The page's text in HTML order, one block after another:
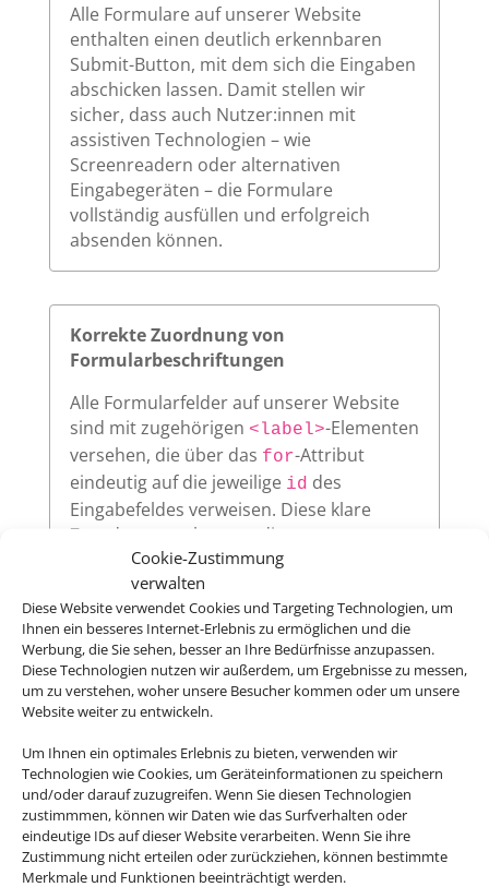
Cookie-Zustimmung
verwalten
Diese Website verwendet Cookies und Targeting Technologien, um
Ihnen ein besseres Internet-Erlebnis zu ermöglichen und die
Werbung, die Sie sehen, besser an Ihre Bedürfnisse anzupassen.
Diese Technologien nutzen wir außerdem, um Ergebnisse zu messen,
um zu verstehen, woher unsere Besucher kommen oder um unsere
Website weiter zu entwickeln.
Um Ihnen ein optimales Erlebnis zu bieten, verwenden wir
Technologien wie Cookies, um Geräteinformationen zu speichern
und/oder darauf zuzugreifen. Wenn Sie diesen Technologien
zustimmmen, können wir Daten wie das Surfverhalten oder
eindeutige IDs auf dieser Website verarbeiten. Wenn Sie ihre
Zustimmung nicht erteilen oder zurückziehen, können bestimmte
Merkmale und Funktionen beeinträchtigt werden.
Alle Formulare auf unserer Website
enthalten einen deutlich erkennbaren
Submit-Button, mit dem sich die Eingaben
abschicken lassen. Damit stellen wir
sicher, dass auch Nutzer:innen mit
assistiven Technologien – wie
Screenreadern oder alternativen
Eingabegeräten – die Formulare
vollständig ausfüllen und erfolgreich
absenden können.
Korrekte Zuordnung von
Formularbeschriftungen
Alle Formularfelder auf unserer Website
sind mit zugehörigen <label>-Elementen
versehen, die über das for-Attribut
eindeutig auf die jeweilige id des
Eingabefeldes verweisen. Diese klare
Zuordnung verbessert die
Nutzerfreundlichkeit und sorgt dafür,
dass assistive Technologien wie
Screenreader die Beschriftungen korrekt
vorlesen.
Alle interaktiven Elemente auf unserer
Website – wie Links, Buttons oder
Formularfelder – zeigen klar sichtbar an,
wenn sie per Tastatur ausgewählt werden.
So ermöglichen wir eine vollständige